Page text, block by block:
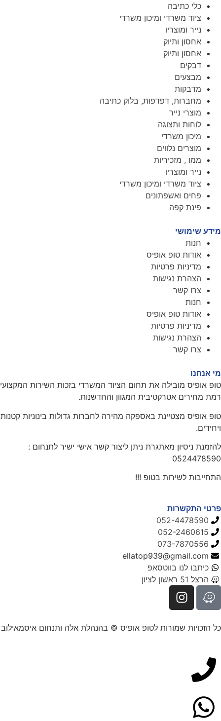
כלי כתיבה
ציוד משרדי ומיכון משרדי
נייר ומוצריו
אחסון ותיוק
אחסון ותיוק
דבקים
מבצעים
מדבקות
מחברות, דפדפות, בלוק כתיבה
מוצרי נייר
לוחות ותצוגה
מיכון משרדי
מוצרים נלווים
ממו , מזכיריות
נייר ומוצריו
ציוד משרדי ומיכון משרדי
פחים ואשפתונים
פינת קפה
מידע שימושי
חנות
אודות טופ אופיס
מדיניות פרטיות
הצהרת נגישות
צרו קשר
חנות
אודות טופ אופיס
מדיניות פרטיות
הצהרת נגישות
צרו קשר
מי אנחנו
טופ אופיס מובילה את תחום הציוד המשרדי בזכות השירות המקצועי
רמת מחירים אטרקטיבית המגוון והחדשנות.
טופ אופיס מצטיינת באספקה מהירה לחברות גדולות בינוניות קטנות
ויחידים.
להזמנת ניסיון מאתגרת ניתן ליצור קשר אישי ישיר לתנחום :
0524478590
התחייבות לשירות בטופ !!!
פרטי התקשרות
052-4478590
052-2460615
073-7870556
ellatop939@gmail.com
כיתבו לנו בווטסאפ
הרצל 51 ראשון לציון
כל הזכויות שמורות לטופ אופיס © בהנהלת אלה ותנחום איסמאילוב